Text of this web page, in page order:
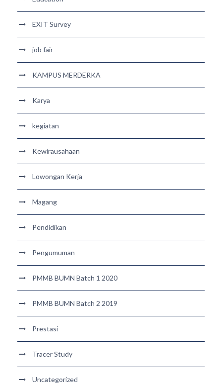
EXIT Survey
job fair
KAMPUS MERDERKA
Karya
kegiatan
Kewirausahaan
Lowongan Kerja
Magang
Pendidikan
Pengumuman
PMMB BUMN Batch 1 2020
PMMB BUMN Batch 2 2019
Prestasi
Tracer Study
Uncategorized